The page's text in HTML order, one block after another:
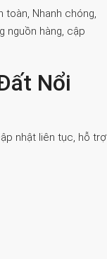
toàn, Nhanh chóng,
nguồn hàng, cập
Nổi
nhật liên tục, hỗ trợ